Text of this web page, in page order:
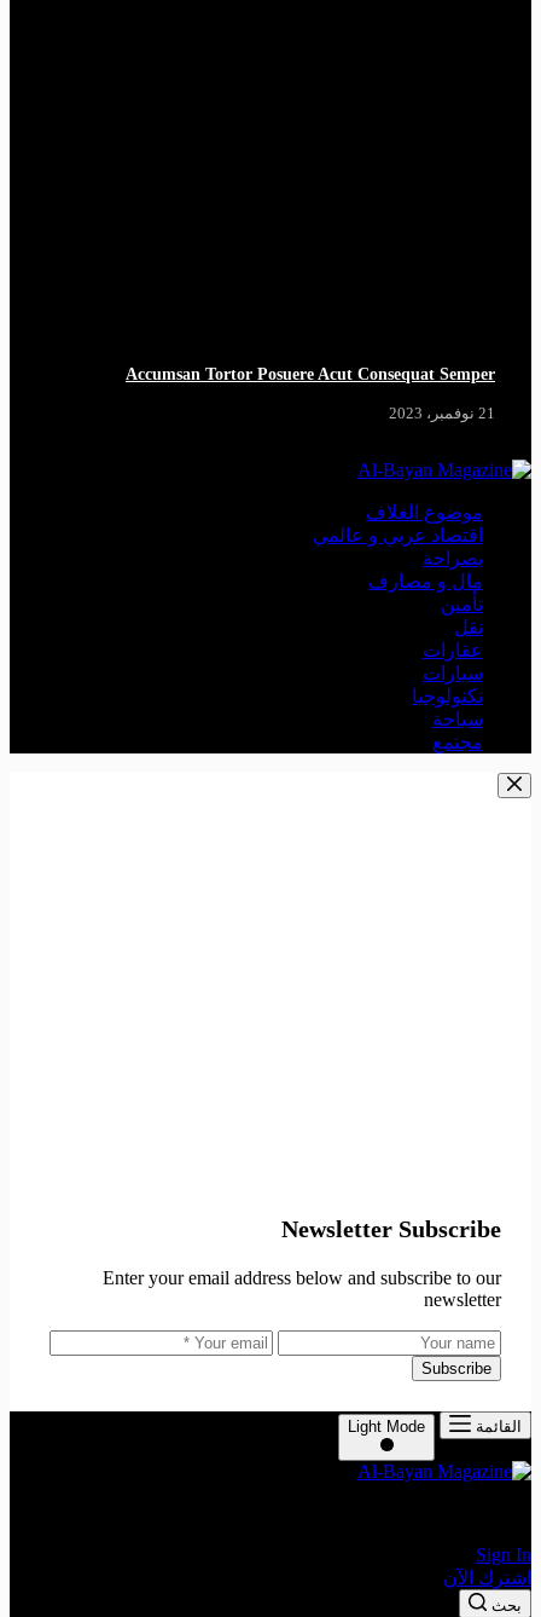
Accumsan Tortor Posuere Acut Consequat Semper
21 نوفمبر، 2023
موضوع الغلاف
اقتصاد عربي و عالمي
بصراحة
مال و مصارف
تأمين
نقل
عقارات
سيارات
تكنولوجيا
سياحة
مجتمع
Newsletter Subscribe
Enter your email address below and subscribe to our
newsletter
Subscribe
القائمة Light Mode
Sign In
اشترك الآن
بحث